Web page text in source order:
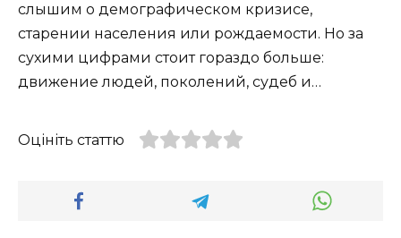
слышим о демографическом кризисе,
старении населения или рождаемости. Но за
сухими цифрами стоит гораздо больше:
движение людей, поколений, судеб и…
Оцініть статтю